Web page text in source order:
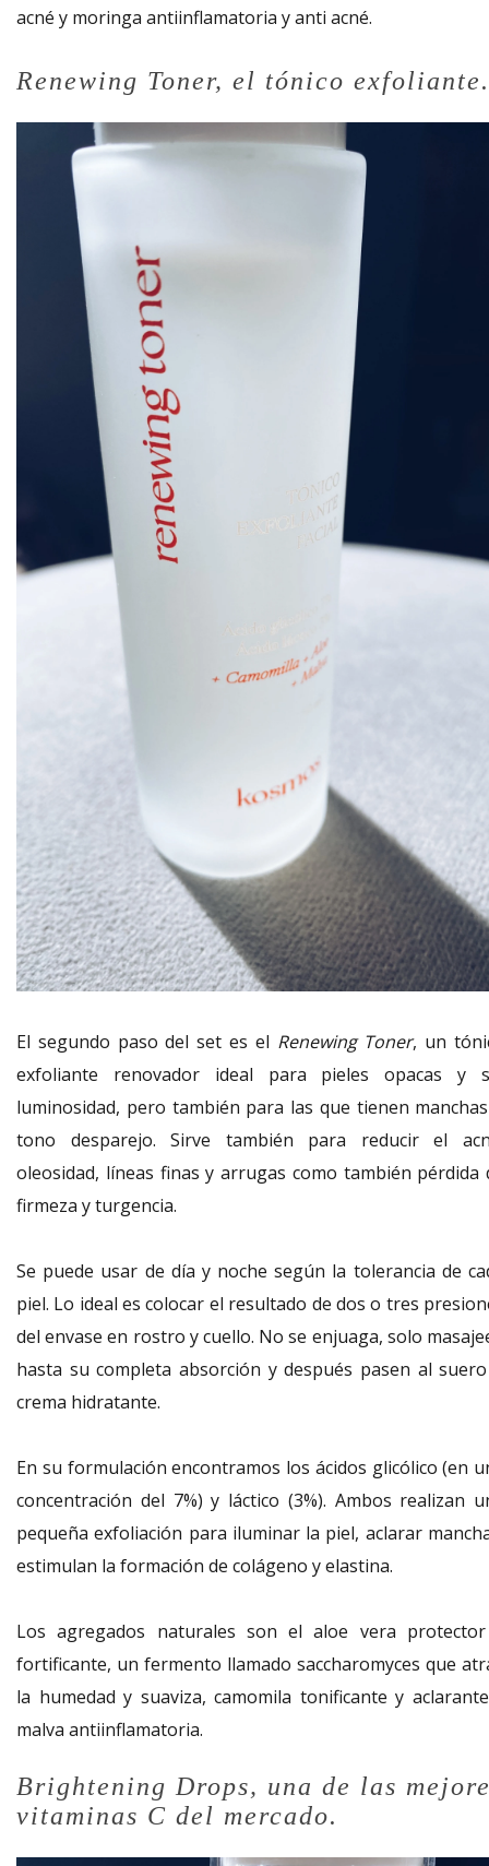
acné y moringa antiinflamatoria y anti acné.
Renewing Toner, el tónico exfoliante.
El segundo paso del set es el Renewing Toner, un
exfoliante renovador ideal para pieles opacas y
luminosidad, pero también para las que tienen
tono desparejo. Sirve también para reducir el
oleosidad, líneas finas y arrugas como también pérdida
firmeza y turgencia.
Se puede usar de día y noche según la tolerancia de
piel. Lo ideal es colocar el resultado de dos o tres
del envase en rostro y cuello. No se enjuaga, solo
hasta su completa absorción y después pasen al
crema hidratante.
En su formulación encontramos los ácidos glicólico (en
concentración del 7%) y láctico (3%). Ambos realizan
pequeña exfoliación para iluminar la piel, aclarar
estimulan la formación de colágeno y elastina.
Los agregados naturales son el aloe vera
fortificante, un fermento llamado saccharomyces que
la humedad y suaviza, camomila tonificante y
malva antiinflamatoria.
Brightening Drops, una de las
vitaminas C del mercado.